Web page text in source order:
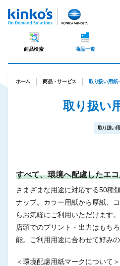
商品検索 商品一覧
ホーム 商品・サービス 取り扱い用紙
取り扱い
取り扱い
すべて、環境へ配慮したエ
さまざまな用途に対応する50種
ナップ。カラー用紙から厚紙、
らお気軽にご利用いただけます。
店頭でのプリント・出力はもち
能。ご利用用途に合わせて好み
＜環境配慮用紙マークについて＞